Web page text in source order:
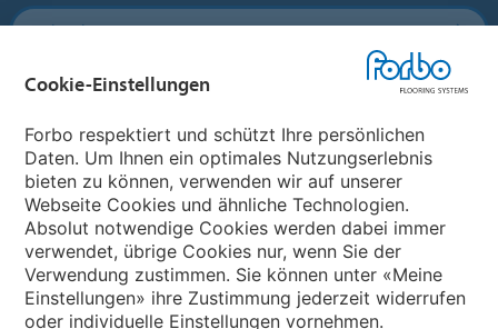
Forbo Flooring Systems
Forbo Movement Systems
Land auswählen
Land auswählen
Cookie-Einstellungen
Forbo respektiert und schützt Ihre persönlichen
Daten. Um Ihnen ein optimales Nutzungserlebnis
bieten zu können, verwenden wir auf unserer
Webseite Cookies und ähnliche Technologien.
Absolut notwendige Cookies werden dabei immer
verwendet, übrige Cookies nur, wenn Sie der
Verwendung zustimmen. Sie können unter «Meine
Einstellungen» ihre Zustimmung jederzeit widerrufen
oder individuelle Einstellungen vornehmen.